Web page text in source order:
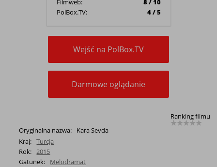
Filmweb:
8 / 10
PolBox.TV:
4 / 5
Wejść na PolBox.TV
Darmowe oglądanie
Ranking filmu
Oryginalna nazwa:
Kara Sevda
Kraj: Turcja
Rok: 2015
Gatunek:
Melodramat